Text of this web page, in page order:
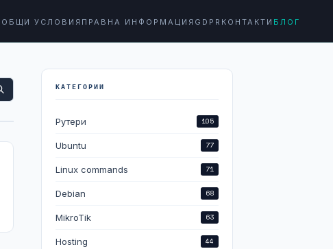
ОБЩИ УСЛОВИЯ ПРАВНА ИНФОРМАЦИЯ GDPR КОНТАКТИ БЛОГ
КАТЕГОРИИ
Рутери 105
Ubuntu 77
Linux commands 71
Debian 68
MikroTik 63
Hosting 44